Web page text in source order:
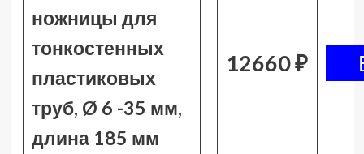
ножницы для
тонкостенных
пластиковых
труб, Ø 6 -35 мм,
длина 185 мм
12660 ₽